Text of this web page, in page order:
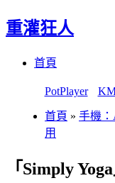
重灌狂人
首頁
PotPlayer
首頁 » 手機：
用
「Simply